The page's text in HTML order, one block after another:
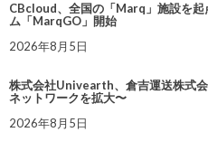
CBcloud、全国の「Marq」施設を
ム「MarqGO」開始
2026年8月5日
株式会社Univearth、倉吉運送株式
ネットワークを拡大〜
2026年8月5日